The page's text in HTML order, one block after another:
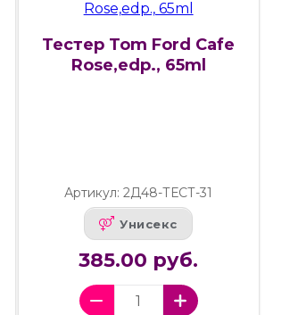
Тестер Tom Ford Cafe
Rose,edp., 65ml
Артикул: 2Д48-ТЕСТ-31
Унисекс
385.00 руб.